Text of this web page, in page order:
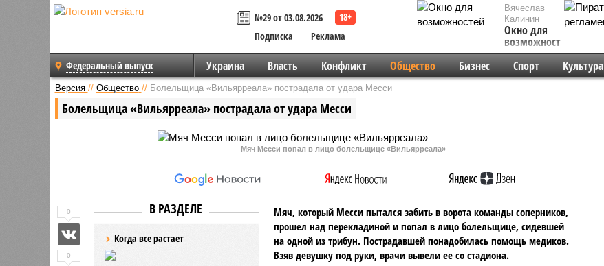
№29 от 03.08.2026
Подписка
Реклама
Вячеслав
Калинин
Окно для
возможностей
Федеральный выпуск Украина Власть Конфликт Общество Бизнес Спорт Культура
Версия // Общество // Болельщица «Вильярреала» пострадала от удара Месси
Болельщица «Вильярреала» пострадала от удара Месси
Мяч Месси попал в лицо болельщице «Вильярреала»
В РАЗДЕЛЕ
Когда все растает
Мяч, который Месси пытался забить в ворота команды соперников,
прошел над перекладиной и попал в лицо болельщице, сидевшей
на одной из трибун. Пострадавшей понадобилась помощь медиков.
Взяв девушку под руки, врачи вывели ее со стадиона.
0
0